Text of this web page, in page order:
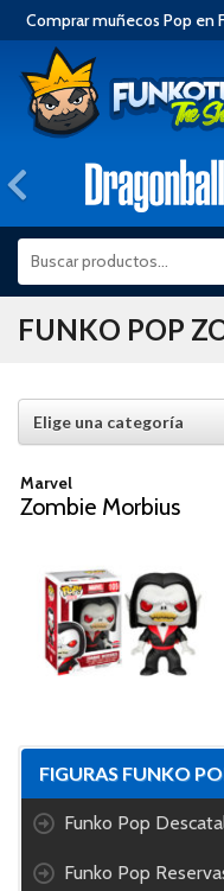
Comprar muñecos Pop en
Anterior
FUNKO POP
Elige una categoría
Marvel
Zombie Morbius
FIGURAS FUNKO
Funko Pop
Funko Pop